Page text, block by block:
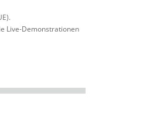
Live-Demonstrationen